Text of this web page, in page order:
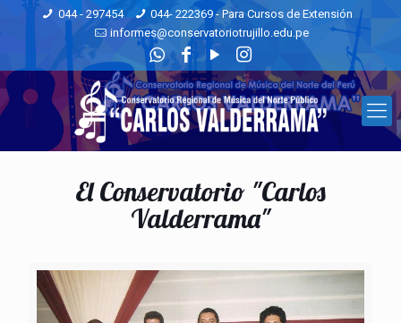
044 - 297454
044- 222369 - Para Cursos de Extensión
informes@conservatoriotrujillo.edu.pe
El Conservatorio "Carlos
Valderrama"